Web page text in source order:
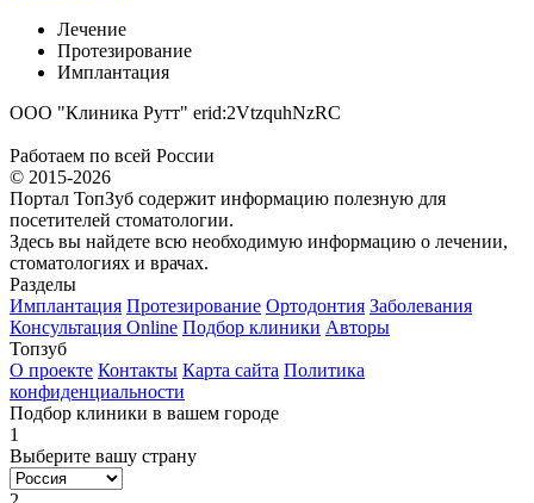
Лечение
Протезирование
Имплантация
ООО "Клиника Рутт" erid:2VtzquhNzRC
Работаем по всей России
© 2015-2026
Портал ТопЗуб содержит информацию полезную для
посетителей стоматологии.
Здесь вы найдете всю необходимую информацию о лечении,
стоматологиях и врачах.
Разделы
Имплантация Протезирование Ортодонтия Заболевания
Консультация Online Подбор клиники Авторы
Топзуб
О проекте Контакты Карта сайта Политика
конфиденциальности
Подбор клиники в вашем городе
1
Выберите вашу страну